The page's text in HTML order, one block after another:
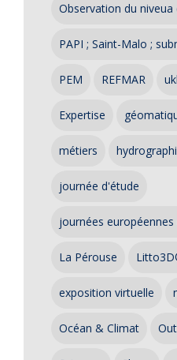
Observation du niveua
PAPI ; Saint-Malo ;
PEM REFMAR
Expertise
métiers
journée d'étude
journées
La Pérouse
exposition virtuelle
Océan & Climat